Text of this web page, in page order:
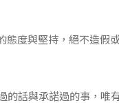
度與堅持，絕不造假
話與承諾過的事，唯